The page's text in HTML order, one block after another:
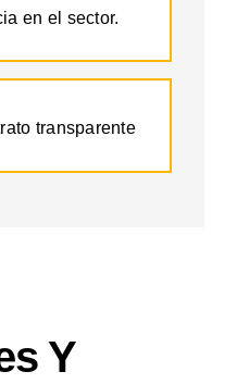
en el sector.
transparente
Y